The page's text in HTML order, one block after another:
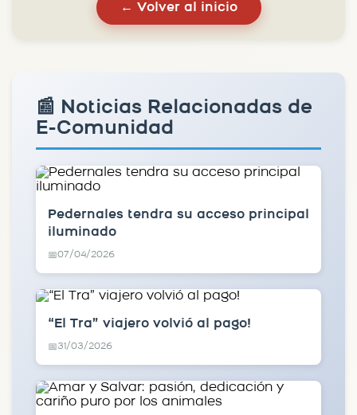
← Volver al inicio
📰 Noticias Relacionadas de
E-Comunidad
Pedernales tendra su acceso principal
iluminado
📅07/04/2026
“El Tra” viajero volvió al pago!
📅31/03/2026